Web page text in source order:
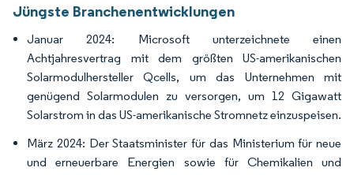
Jüngste Branchenentwicklungen
Januar 2024: Microsoft unterzeichnete einen
Achtjahresvertrag mit dem größten US-amerikanischen
Solarmodulhersteller Qcells, um das Unternehmen mit
genügend Solarmodulen zu versorgen, um 12 Gigawatt
Solarstrom in das US-amerikanische Stromnetz einzuspeisen.
März 2024: Der Staatsminister für das Ministerium für neue
und erneuerbare Energien sowie für Chemikalien und